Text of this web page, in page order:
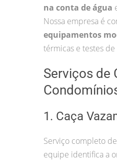
na conta de água
Nossa empresa é
equipamentos
térmicas e testes
Serviços de
1. Caça
Serviço completo
equipe identifica a